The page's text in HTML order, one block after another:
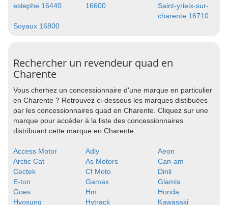
estephe 16440
16600
Saint-yrieix-sur-
charente 16710
Soyaux 16800
Rechercher un revendeur quad en
Charente
Vous cherhez un concessionnaire d'une marque en particulier
en Charente ? Retrouvez ci-dessous les marques distibuées
par les concessionnaires quad en Charente. Cliquez sur une
marque pour accéder à la liste des concessionnaires
distribuant cette marque en Charente.
Access Motor Adly
Aeon
Arctic Cat
As Motors
Can-am
Cectek
Cf Moto
Dinli
E-ton
Gamax
Glamis
Goes
Hm
Honda
Hyosung
Hytrack Kawasaki